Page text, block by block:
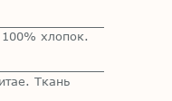
хлопок.
Ткань